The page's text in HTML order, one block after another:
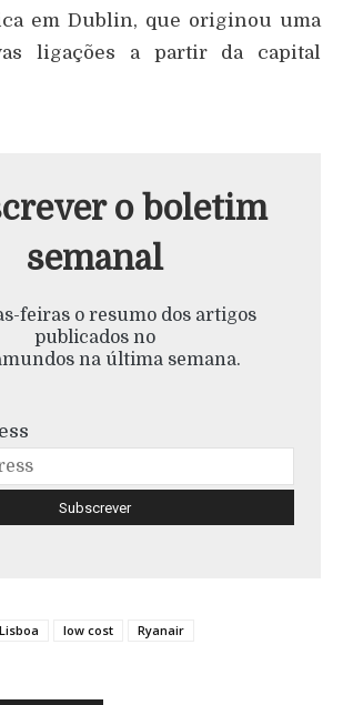
em Dublin, que originou uma
ligações a partir da capital
o boletim
semanal
feiras o resumo dos artigos
publicados no
na última semana.
Lisboa low cost Ryanair